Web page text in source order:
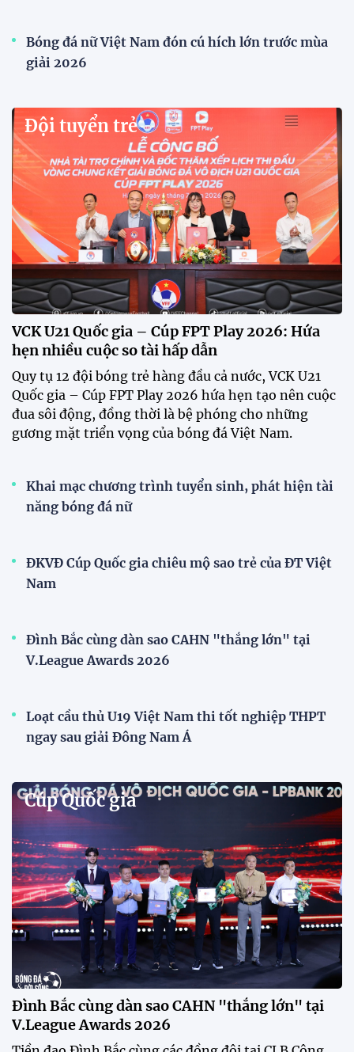
Bóng đá nữ Việt Nam đón cú hích lớn trước mùa
giải 2026
Đội tuyển trẻ
VCK U21 Quốc gia – Cúp FPT Play 2026: Hứa
hẹn nhiều cuộc so tài hấp dẫn
Quy tụ 12 đội bóng trẻ hàng đầu cả nước, VCK U21
Quốc gia – Cúp FPT Play 2026 hứa hẹn tạo nên cuộc
đua sôi động, đồng thời là bệ phóng cho những
gương mặt triển vọng của bóng đá Việt Nam.
Khai mạc chương trình tuyển sinh, phát hiện tài
năng bóng đá nữ
ĐKVĐ Cúp Quốc gia chiêu mộ sao trẻ của ĐT Việt
Nam
Đình Bắc cùng dàn sao CAHN "thắng lớn" tại
V.League Awards 2026
Loạt cầu thủ U19 Việt Nam thi tốt nghiệp THPT
ngay sau giải Đông Nam Á
Cúp Quốc gia
Đình Bắc cùng dàn sao CAHN "thắng lớn" tại
V.League Awards 2026